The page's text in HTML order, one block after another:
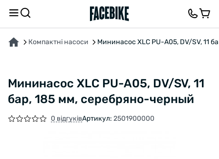
Компактні насоси Мининасос XLC PU-A05, DV/SV, 11
Мининасос XLC PU-A05, DV/SV, 11
бар, 185 мм, серебряно-черный
0 відгуківАртикул: 2501900000
ПРО ТОВАР ВІДГУКИ ТА ЗАПИТАННЯ